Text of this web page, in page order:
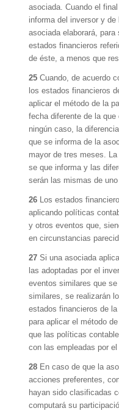
asociada. Cuando el
informa del inversor y
asociada elaborará,
estados financieros
de éste, a menos que
25 Cuando, de acuerdo
los estados financieros
aplicar el método de la
fecha diferente de la
ningún caso, la
que se informa de la
mayor de tres meses.
se que informa y las
serán las mismas de
26 Los estados
aplicando políticas
y otros eventos que,
en circunstancias
27 Si una asociada
las adoptadas por el
eventos similares que
similares, se realizarán
estados financieros de
para aplicar el método
que las políticas
con las empleadas por el
28 En caso de que la
acciones preferentes,
hayan sido clasificadas
computará su